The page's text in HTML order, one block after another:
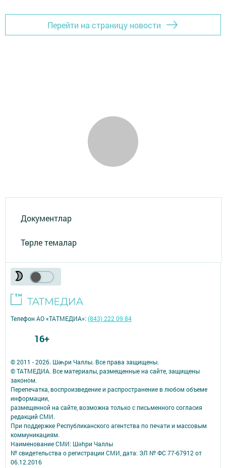
Перейти на страницу новости
Документлар
Төрле темалар
© 2011 - 2026. Шәһри Чаллы. Все права защищены.
© ТАТМЕДИА. Все материалы, размещенные на сайте, защищены
законом.
Перепечатка, воспроизведение и распространение в любом объеме
информации,
размещенной на сайте, возможна только с письменного согласия
редакций СМИ.
При поддержке Республиканского агентства по печати и массовым
коммуникациям.
Наименование СМИ: Шəhри Чаллы
№ свидетельства о регистрации СМИ, дата: ЭЛ № ФС 77-67912 от
06.12.2016
Телефон АО «ТАТМЕДИА»:(843) 222 09 84
16+